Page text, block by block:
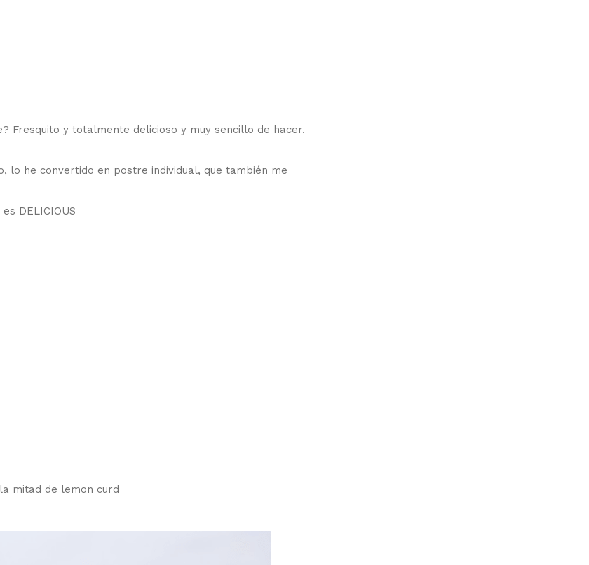
Fresquito y totalmente delicioso y muy sencillo de hacer.
lo he convertido en postre individual, que también me
DELICIOUS
mitad de lemon curd